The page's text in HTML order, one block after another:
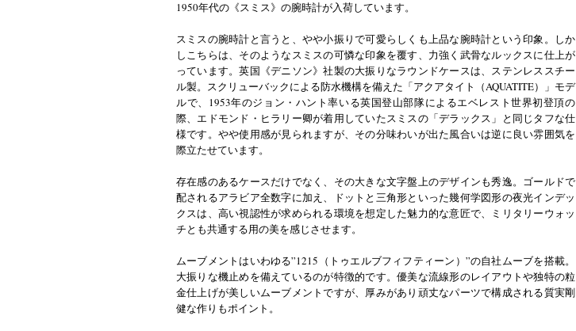
1950年代の《スミス》の腕時計が入荷しています。
スミスの腕時計と言うと、やや小振りで可愛らしくも上品な腕時計という印象。しか
しこちらは、そのようなスミスの可憐な印象を覆す、力強く武骨なルックスに仕上が
っています。英国《デニソン》社製の大振りなラウンドケースは、ステンレススチー
ル製。スクリューバックによる防水機構を備えた「アクアタイト（AQUATITE）」モデ
ルで、1953年のジョン・ハント率いる英国登山部隊によるエベレスト世界初登頂の
際、エドモンド・ヒラリー卿が着用していたスミスの「デラックス」と同じタフな仕
様です。やや使用感が見られますが、その分味わいが出た風合いは逆に良い雰囲気を
際立たせています。
存在感のあるケースだけでなく、その大きな文字盤上のデザインも秀逸。ゴールドで
配されるアラビア全数字に加え、ドットと三角形といった幾何学図形の夜光インデッ
クスは、高い視認性が求められる環境を想定した魅力的な意匠で、ミリタリーウォッ
チとも共通する用の美を感じさせます。
ムーブメントはいわゆる”1215（トゥエルブフィフティーン）”の自社ムーブを搭載。
大振りな機止めを備えているのが特徴的です。優美な流線形のレイアウトや独特の粒
金仕上げが美しいムーブメントですが、厚みがあり頑丈なパーツで構成される質実剛
健な作りもポイント。